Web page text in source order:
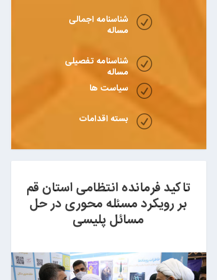
R شناسنامه اجمالی
مساله
R شناسنامه تفصیلی
مساله
R سیاست ها
R بسته اقدامات
تاکید فرمانده انتظامی استان قم
بر رویکرد مسئله محوری در حل
مسائل پلیسی